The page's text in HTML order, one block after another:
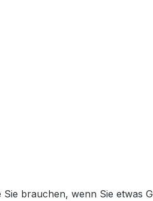
brauchen, wenn Sie etwas